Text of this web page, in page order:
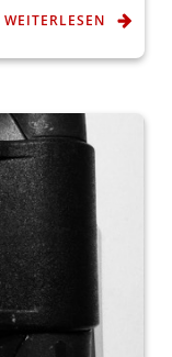
WEITERLESEN